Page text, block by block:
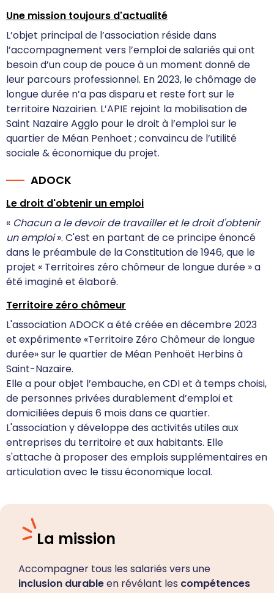
Une mission toujours d'actualité
L’objet principal de l’association réside dans
l’accompagnement vers l’emploi de salariés qui ont
besoin d’un coup de pouce à un moment donné de
leur parcours professionnel. En 2023, le chômage de
longue durée n’a pas disparu et reste fort sur le
territoire Nazairien. L’APIE rejoint la mobilisation de
Saint Nazaire Agglo pour le droit à l’emploi sur le
quartier de Méan Penhoet ; convaincu de l’utilité
sociale & économique du projet.
ADOCK
Le droit d'obtenir un emploi
« Chacun a le devoir de travailler et le droit d'obtenir
un emploi». C'est en partant de ce principe énoncé
dans le préambule de la Constitution de 1946, que le
projet « Territoires zéro chômeur de longue durée » a
été imaginé et élaboré.
Territoire zéro chômeur
L'association ADOCK a été créée en décembre 2023
et expérimente «Territoire Zéro Chômeur de longue
durée» sur le quartier de Méan Penhoët Herbins à
Saint-Nazaire.
Elle a pour objet l’embauche, en CDI et à temps choisi,
de personnes privées durablement d’emploi et
domiciliées depuis 6 mois dans ce quartier.
L'association y développe des activités utiles aux
entreprises du territoire et aux habitants. Elle
s'attache à proposer des emplois supplémentaires en
articulation avec le tissu économique local.
La mission
Accompagner tous les salariés vers une
inclusion durableen révélant les compétences